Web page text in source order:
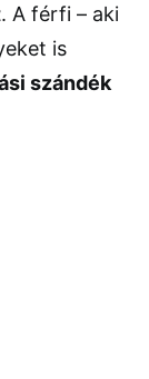
. A férfi – aki
is
szándék